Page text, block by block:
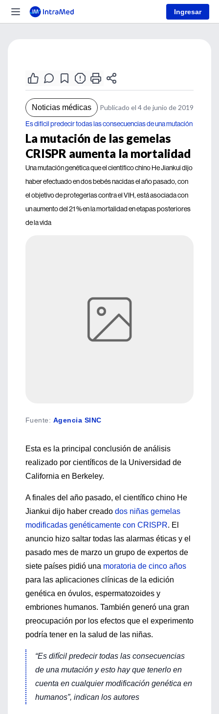
Ingresar
Noticias médicas Publicado el 4 de junio de 2019
Es difícil predecir todas las consecuencias de una mutación
La mutación de las gemelas
CRISPR aumenta la mortalidad
Una mutación genética que el científico chino He Jiankui dijo
haber efectuado en dos bebés nacidas el año pasado, con
el objetivo de protegerlas contra el VIH, está asociada con
un aumento del 21 % en la mortalidad en etapas posteriores
de la vida
Fuente: Agencia SINC
Esta es la principal conclusión de análisis
realizado por científicos de la Universidad de
California en Berkeley.
A finales del año pasado, el científico chino He
Jiankui dijo haber creado dos niñas gemelas
modificadas genéticamente con CRISPR. El
anuncio hizo saltar todas las alarmas éticas y el
pasado mes de marzo un grupo de expertos de
siete países pidió una moratoria de cinco años
para las aplicaciones clínicas de la edición
genética en óvulos, espermatozoides y
embriones humanos. También generó una gran
preocupación por los efectos que el experimento
podría tener en la salud de las niñas.
“Es difícil predecir todas las consecuencias
de una mutación y esto hay que tenerlo en
cuenta en cualquier modificación genética en
humanos”, indican los autores